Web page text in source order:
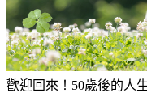
歡迎回來！50歲後的人